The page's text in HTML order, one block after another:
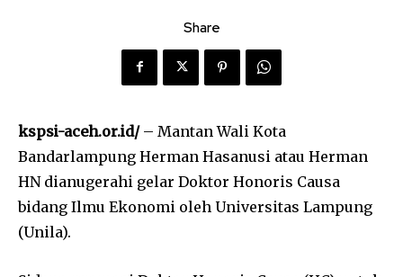
Share
kspsi-aceh.or.id/– Mantan Wali Kota
Bandarlampung Herman Hasanusi atau Herman
HN dianugerahi gelar Doktor Honoris Causa
bidang Ilmu Ekonomi oleh Universitas Lampung
(Unila).